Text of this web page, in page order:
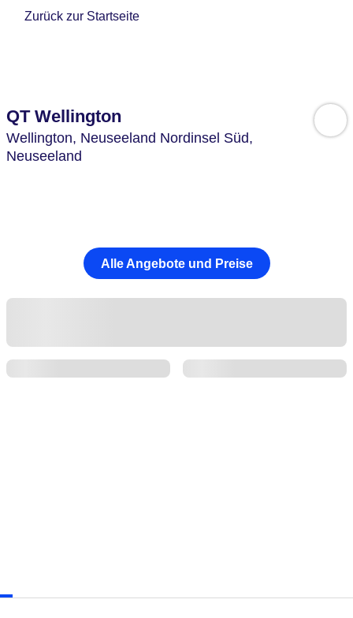
Zurück zur Startseite
QT Wellington
Wellington, Neuseeland Nordinsel Süd,
Neuseeland
Alle Angebote und Preise